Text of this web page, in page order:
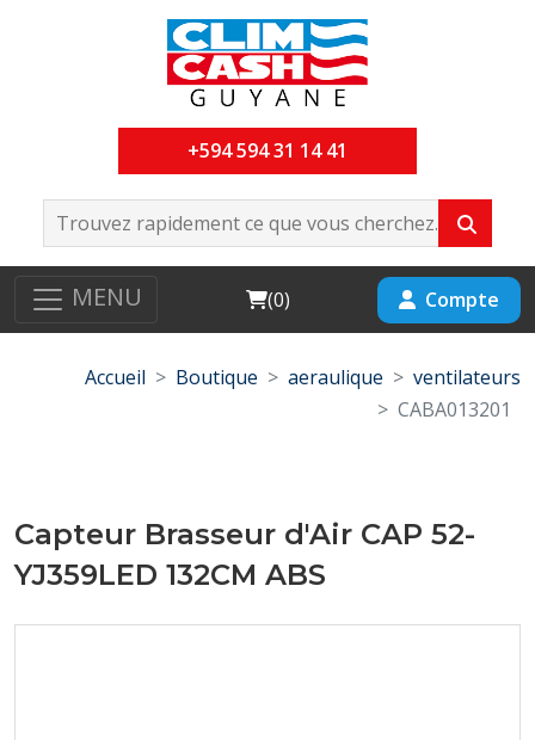
+594 594 31 14 41
MENU Cart
(0) Compte
Accueil Boutique aeraulique
ventilateurs
CABA013201
Capteur Brasseur d'Air CAP 52-
YJ359LED 132CM ABS